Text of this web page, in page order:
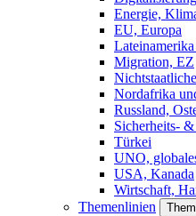
Energie,
EU, Europa
Migration, EZ
Nordafrika
Russland,
Sicherheits-
Türkei
UNO,
USA, Kanada
Wirtschaft,
Themenlinien